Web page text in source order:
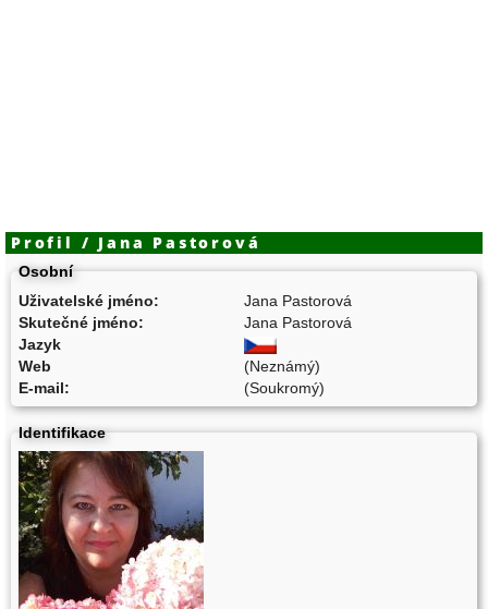
Profil / Jana Pastorová
Osobní
Uživatelské jméno:
Jana Pastorová
Skutečné jméno:
Jana Pastorová
Jazyk
Web
(Neznámý)
E-mail:
(Soukromý)
Identifikace